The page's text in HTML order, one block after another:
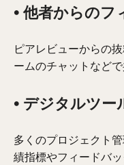
• 他者からの
ピアレビューからの
ームのチャットなど
• デジタルツー
多くのプロジェクト
績指標やフィードバ